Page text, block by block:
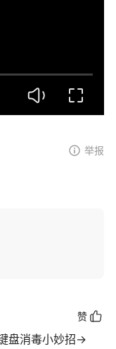
举报
赞
盘消毒小妙招→